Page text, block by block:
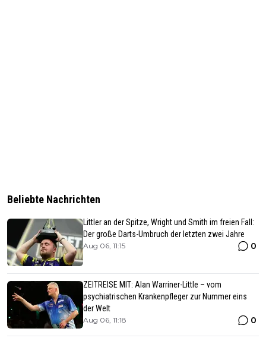
Beliebte Nachrichten
Littler an der Spitze, Wright und Smith im freien Fall:
Der große Darts-Umbruch der letzten zwei Jahre
Aug 06, 11:15 0
ZEITREISE MIT: Alan Warriner-Little – vom
psychiatrischen Krankenpfleger zur Nummer eins
der Welt
Aug 06, 11:18 0